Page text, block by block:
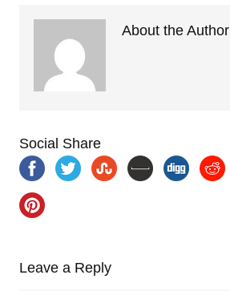
About the Author
Social Share
Leave a Reply